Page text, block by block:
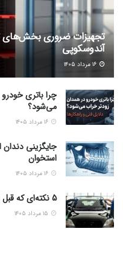
تجهیزات ضروری بخش‌های
آندوسکوپی
چرا باتری
می‌شود؟
جایگزینی دندان
استخوان
5 نکته‌ای که قبل از نصب شیشه جلو خودرو باید بدانید